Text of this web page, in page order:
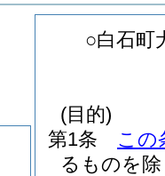
○白石町
(目的)
第1条
この
るものを